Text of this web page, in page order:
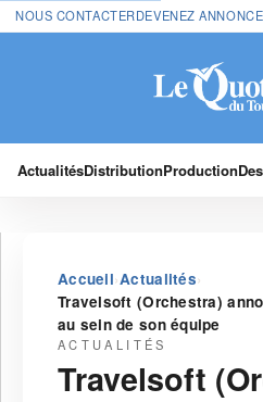
NOUS CONTACTERDEVENEZ
ActualitésDistributionProduction
Accueil›Actualités›
Travelsoft (Orchestra)
au sein de son équipe
ACTUALITÉS
Travelsoft